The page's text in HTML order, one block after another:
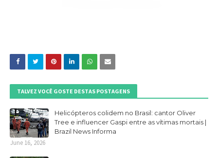
TALVEZ VOCÊ GOSTE DESTAS POSTAGENS
Helicópteros colidem no Brasil: cantor Oliver
Tree e influencer Gaspi entre as vítimas mortais |
Brazil News Informa
June 16, 2026